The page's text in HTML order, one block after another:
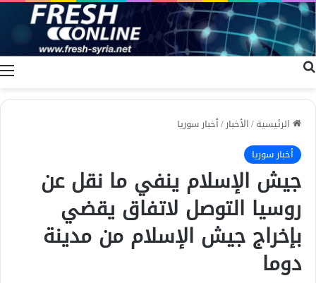
الرئيسية/الأخبار/أخبار سوريا
أخبار سوريا
جيش الإسلام ينفي ما نقل عن
روسيا التوصل لاتفاق يقضي
بإخراج جيش الإسلام من مدينة
دوما